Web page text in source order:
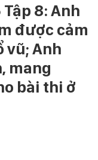
8: Anh
được cảm
vũ; Anh
mang
bài thi ở